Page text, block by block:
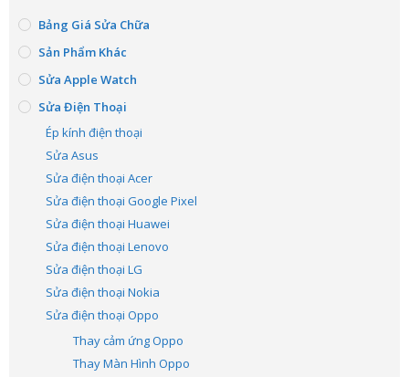
Bảng Giá Sửa Chữa
Sản Phẩm Khác
Sửa Apple Watch
Sửa Điện Thoại
Ép kính điện thoại
Sửa Asus
Sửa điện thoại Acer
Sửa điện thoại Google Pixel
Sửa điện thoại Huawei
Sửa điện thoại Lenovo
Sửa điện thoại LG
Sửa điện thoại Nokia
Sửa điện thoại Oppo
Thay cảm ứng Oppo
Thay Màn Hình Oppo